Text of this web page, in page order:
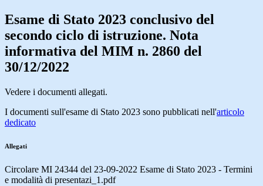
Esame di Stato 2023 conclusivo del
secondo ciclo di istruzione. Nota
informativa del MIM n. 2860 del
30/12/2022
Vedere i documenti allegati.
I documenti sull'esame di Stato 2023 sono pubblicati nell'articolo
dedicato
Allegati
Circolare MI 24344 del 23-09-2022 Esame di Stato 2023 - Termini
e modalità di presentazi_1.pdf